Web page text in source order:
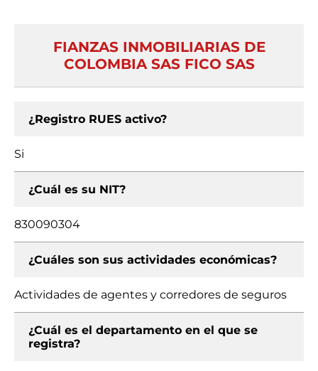
FIANZAS INMOBILIARIAS DE
COLOMBIA SAS FICO SAS
¿Registro RUES activo?
Si
¿Cuál es su NIT?
830090304
¿Cuáles son sus actividades económicas?
Actividades de agentes y corredores de seguros
¿Cuál es el departamento en el que se
registra?